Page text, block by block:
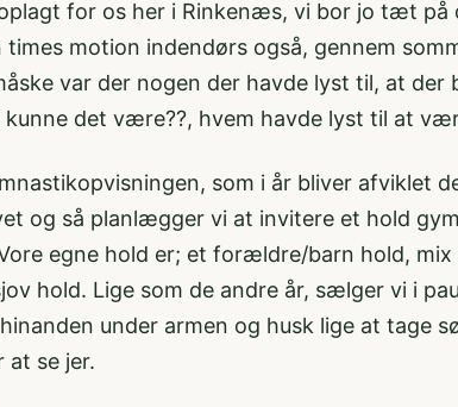
for os her i Rinkenæs, vi bor jo tæt på
motion indendørs også, gennem
var der nogen der havde lyst til, at
kunne det være??, hvem havde lyst til at
som i år bliver afviklet
og så planlægger vi at invitere et hold
egne hold er; et forældre/barn hold,
hold. Lige som de andre år, sælger vi i
under armen og husk lige at tage
at se jer.